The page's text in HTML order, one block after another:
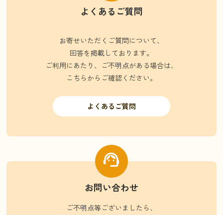
よくあるご質問
お寄せいただくご質問について、
回答を掲載しております。
ご利用にあたり、ご不明点がある場合は、
こちらからご確認ください。
よくあるご質問
お問い合わせ
ご不明点等ございましたら、